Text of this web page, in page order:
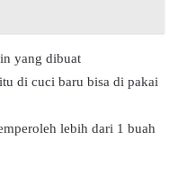
yang dibuat
di cuci baru bisa di pakai
lebih dari 1 buah